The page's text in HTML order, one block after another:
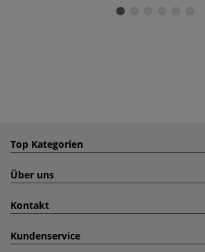
Top Kategorien
Über uns
Kontakt
Kundenservice